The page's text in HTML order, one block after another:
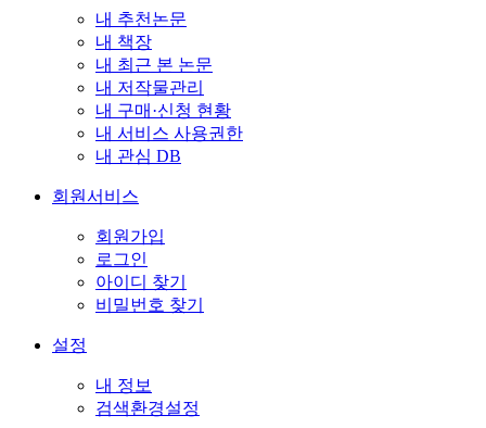
내 추천논문
내 책장
내 최근 본 논문
내 저작물관리
내 구매·신청 현황
내 서비스 사용권한
내 관심 DB
회원서비스
회원가입
로그인
아이디 찾기
비밀번호 찾기
설정
내 정보
검색환경설정